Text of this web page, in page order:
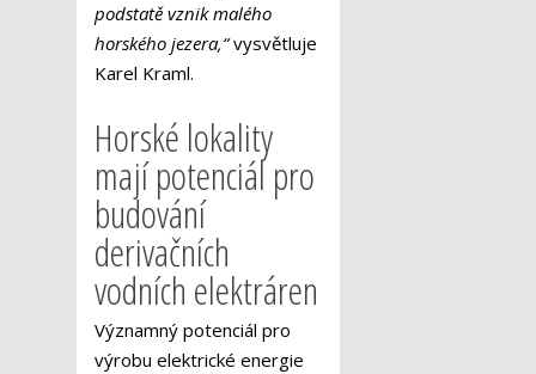
podstatě vznik malého
horského jezera,“vysvětluje
Karel Kraml.
Horské lokality
mají potenciál pro
budování
derivačních
vodních elektráren
Významný potenciál pro
výrobu elektrické energie